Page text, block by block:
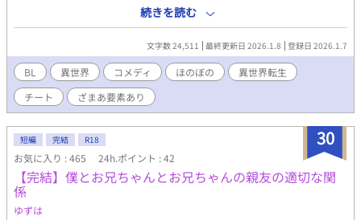
兄セドリック。女神にチートな魔法のあれこれを貰ったとはいえ
ニコラは一人で兄と両親を救わなければならず⋯八歳になったニ
コラにひょんなことから異世界でもう一人の兄ができる。それが
ランクA冒険者のルフェルであった。◇ルフェルとニコラが冒険
者したりコタツでのんびりまったりしつつ、ニコラの兄と両親を
助けるほのぼのコメディです。ざまぁも少しあります。◇お話の
ほとんどが主人公が四歳〜八歳のシーンです。レーディングのR15
は人身売買の記述や兄が平手打ちされるシーンに対してのもので
す。◇全８話の短編です
続きを読む
文字数 24,511 最終更新日 2026.1.8 登録日 2026.1.7
BL 異世界 コメディ ほのぼの
異世界転生
チート
ざまあ要素あり
30
短編 完結 R18
お気に入り : 465 24h.ポイント : 42
【完結】僕とお兄ちゃんとお兄ちゃんの親友の適切な関
係
ゆずは